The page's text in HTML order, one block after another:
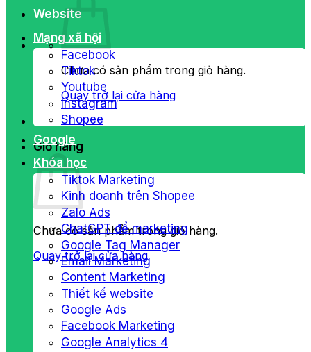
Chưa có sản phẩm trong giỏ hàng.
Quay trở lại cửa hàng
Giỏ hàng
Chưa có sản phẩm trong giỏ hàng.
Quay trở lại cửa hàng
Website
Mạng xã hội
Facebook
Tiktok
Youtube
Instagram
Shopee
Google
Khóa học
Tiktok Marketing
Kinh doanh trên Shopee
Zalo Ads
ChatGPT để marketing
Google Tag Manager
Email Marketing
Content Marketing
Thiết kế website
Google Ads
Facebook Marketing
Google Analytics 4